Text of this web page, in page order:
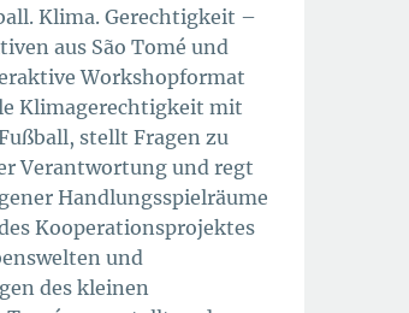
Klima. Gerechtigkeit –
aus São Tomé und
Workshopformat
Klimagerechtigkeit mit
stellt Fragen zu
Verantwortung und regt
Handlungsspielräume
Kooperationsprojektes
und
des kleinen